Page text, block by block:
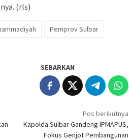
(rls)
Pemprov Sulbar
SEBARKAN
Pos berikutnya
Kapolda Sulbar Gandeng IPMAPUS,
Fokus Genjot Pembangunan